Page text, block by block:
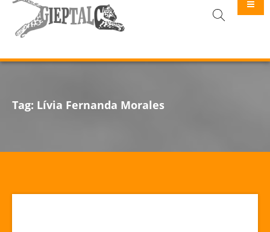
GIEPTALC
Tag: Lívia Fernanda Morales